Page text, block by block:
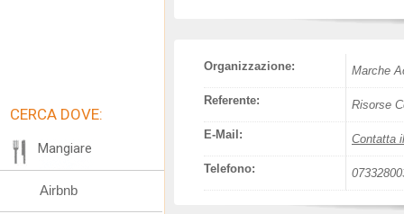
Organizzazione: Marche
Referente: Risorse
E-Mail: Contatta
Telefono:
CERCA DOVE:
Mangiare
Airbnb